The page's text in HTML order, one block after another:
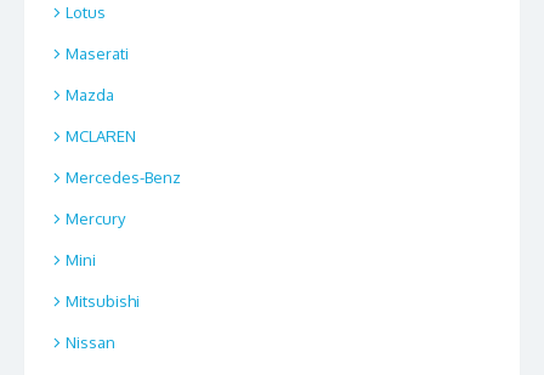
Lotus
Maserati
Mazda
MCLAREN
Mercedes-Benz
Mercury
Mini
Mitsubishi
Nissan